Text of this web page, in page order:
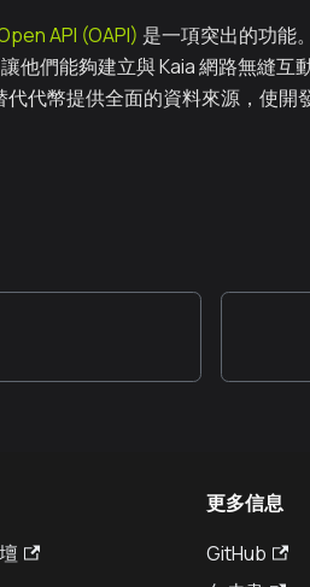
API (OAPI) 是一項突出的功能
他們能夠建立與 Kaia 網路無縫互
代幣提供全面的資料來源，使開
更多信息
GitHub